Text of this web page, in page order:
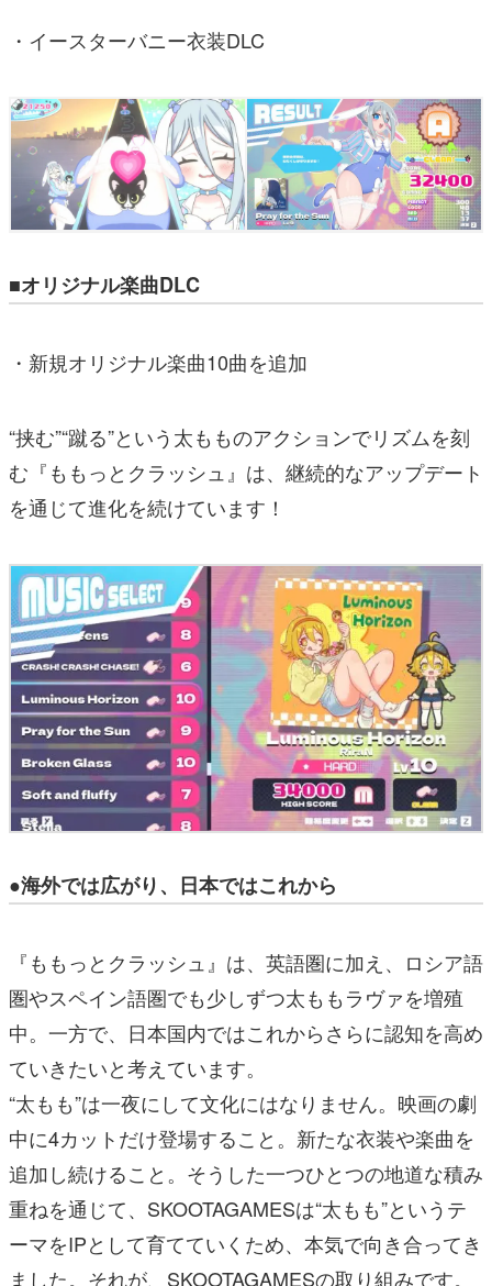
・イースターバニー衣装DLC
■オリジナル楽曲DLC
・新規オリジナル楽曲10曲を追加
“挟む”“蹴る”という太もものアクションでリズムを刻
む『ももっとクラッシュ』は、継続的なアップデート
を通じて進化を続けています！
●海外では広がり、日本ではこれから
『ももっとクラッシュ』は、英語圏に加え、ロシア語
圏やスペイン語圏でも少しずつ太ももラヴァを増殖
中。一方で、日本国内ではこれからさらに認知を高め
ていきたいと考えています。
“太もも”は一夜にして文化にはなりません。映画の劇
中に4カットだけ登場すること。新たな衣装や楽曲を
追加し続けること。そうした一つひとつの地道な積み
重ねを通じて、SKOOTAGAMESは“太もも”というテ
ーマをIPとして育てていくため、本気で向き合ってき
ました。それが、SKOOTAGAMESの取り組みです。